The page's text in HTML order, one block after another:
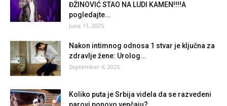
ĐŽINOVIĆ STAO NA LUDI KAMEN!!!!A
pogledajte...
June 11, 2025
Nakon intimnog odnosa 1 stvar je ključna za
zdravlje žene: Urolog...
September 6, 2025
Koliko puta je Srbija videla da se razvedeni